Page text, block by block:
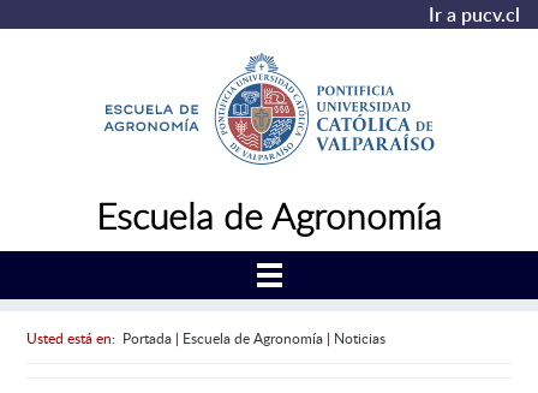
Ir a pucv.cl
Escuela de Agronomía
Usted está en: Portada| Escuela de Agronomía| Noticias